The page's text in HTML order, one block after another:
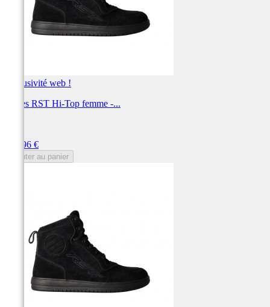
Exclusivité web !
Bottes RST Hi-Top femme -...
119,96 €
Ajouter au panier